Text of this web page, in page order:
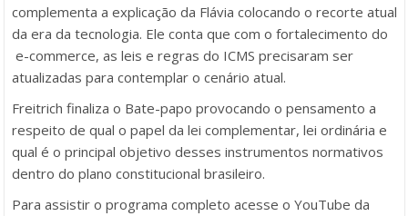
complementa a explicação da Flávia colocando o recorte atual
da era da tecnologia. Ele conta que com o fortalecimento do
e-commerce, as leis e regras do ICMS precisaram ser
atualizadas para contemplar o cenário atual.
Freitrich finaliza o Bate-papo provocando o pensamento a
respeito de qual o papel da lei complementar, lei ordinária e
qual é o principal objetivo desses instrumentos normativos
dentro do plano constitucional brasileiro.
Para assistir o programa completo acesse o YouTube da